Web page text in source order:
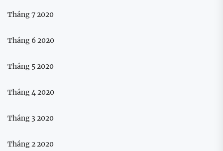
Tháng 7 2020
Tháng 6 2020
Tháng 5 2020
Tháng 4 2020
Tháng 3 2020
Tháng 2 2020